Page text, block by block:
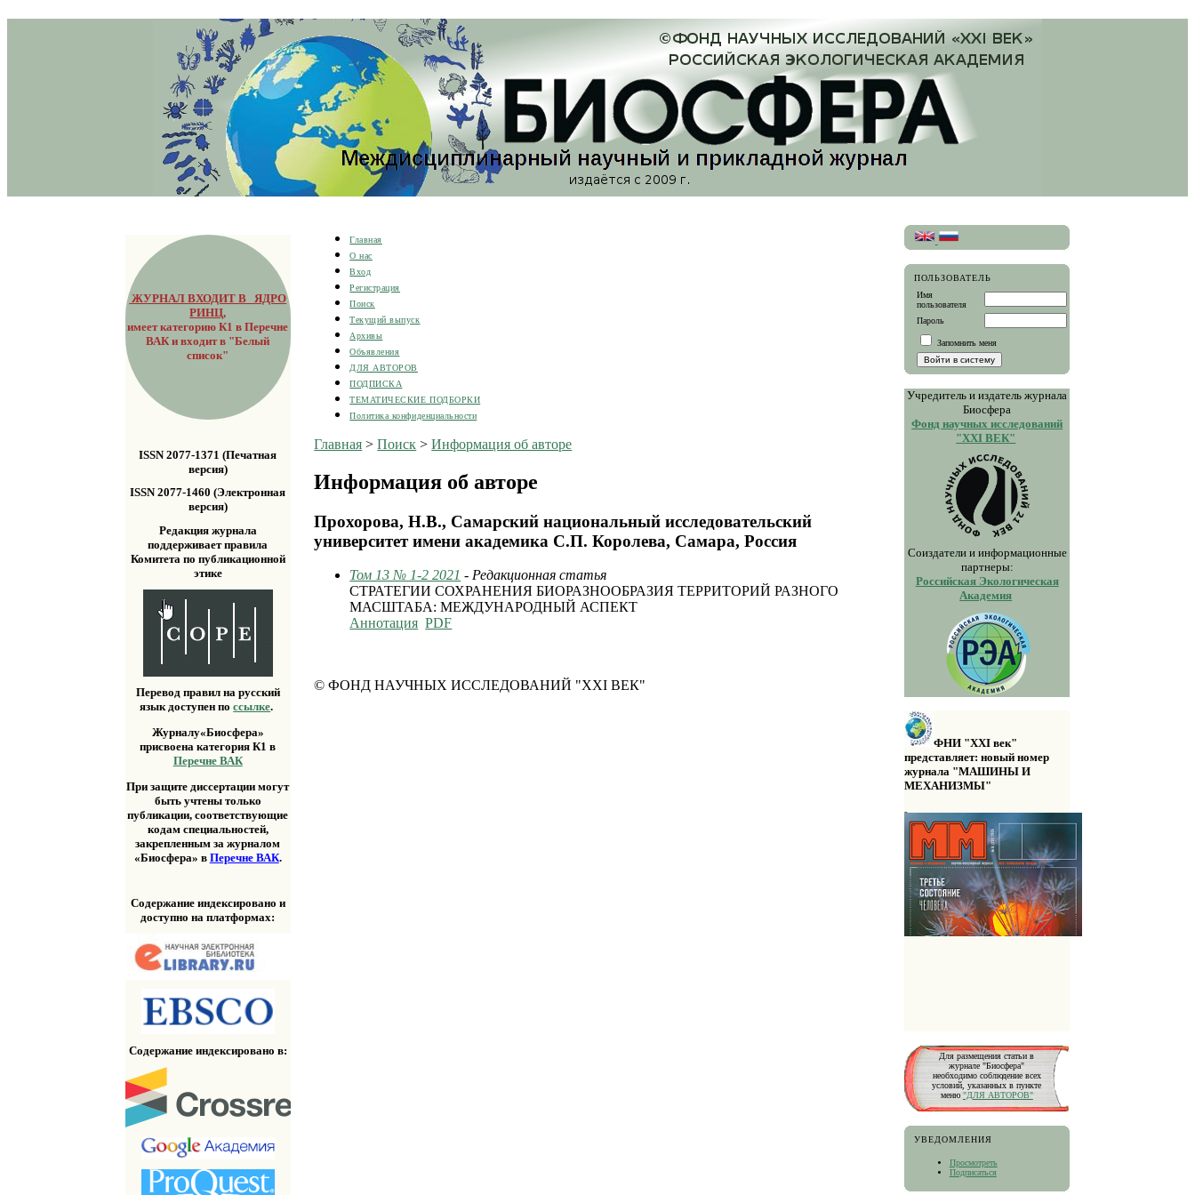
ЖУРНАЛ ВХОДИТ В ЯДРО
РИНЦ,
имеет категорию К1 в Перечне
ВАК и входит в "Белый
список"
ISSN 2077-1371 (Печатная
версия)
ISSN 2077-1460 (Электронная
версия)
Редакция журнала
поддерживает правила
Комитета по публикационной
этике
Перевод правил на русский
язык доступен поссылке.
Журналу«Биосфера»
присвоена категория К1 в
Перечне ВАК
При защите диссертации могут
быть учтены только
публикации, соответствующие
кодам специальностей,
закрепленным за журналом
«Биосфера» в Перечне ВАК.
Содержание индексировано и
доступно на платформах:
Содержание индексировано в:
ПОЛЬЗОВАТЕЛЬ
Имя
пользователя
Пароль
Запомнить меня
Учредитель и издатель журнала
Биосфера
Фонд научных исследований
"XXI ВЕК"
Соиздатели и информационные
партнеры:
Российская Экологическая
Академия
ФНИ "XXI век"
представляет: новый номер
журнала "МАШИНЫ И
МЕХАНИЗМЫ"
Для размещения статьи в
журнале "Биосфера"
необходимо соблюдение всех
условий, указанных в пункте
меню "ДЛЯ АВТОРОВ"
УВЕДОМЛЕНИЯ
Просмотреть
Подписаться
Главная
О нас
Вход
Регистрация
Поиск
Текущий выпуск
Архивы
Объявления
ДЛЯ АВТОРОВ
ПОДПИСКА
ТЕМАТИЧЕСКИЕ ПОДБОРКИ
Политика конфиденциальности
Главная >Поиск >Информация об авторе
Информация об авторе
Прохорова, Н.В., Самарский национальный исследовательский
университет имени академика С.П. Королева, Самара, Россия
Том 13 № 1-2 2021 - Редакционная статья
СТРАТЕГИИ СОХРАНЕНИЯ БИОРАЗНООБРАЗИЯ ТЕРРИТОРИЙ РАЗНОГО
МАСШТАБА: МЕЖДУНАРОДНЫЙ АСПЕКТ
Аннотация PDF
© ФОНД НАУЧНЫХ ИССЛЕДОВАНИЙ "XXI ВЕК"